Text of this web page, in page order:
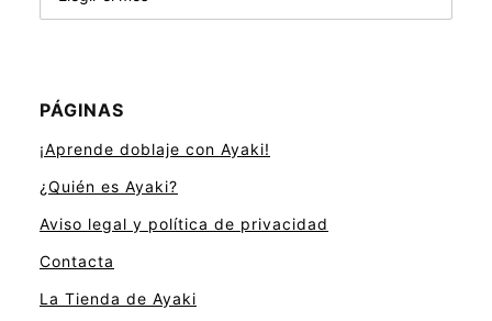
PÁGINAS
¡Aprende doblaje con Ayaki!
¿Quién es Ayaki?
Aviso legal y política de privacidad
Contacta
La Tienda de Ayaki